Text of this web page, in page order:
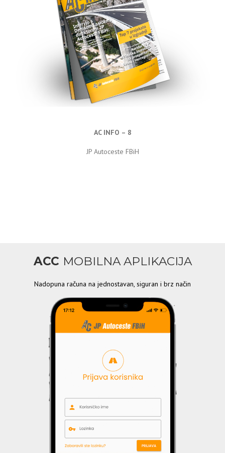
AC INFO – 8
JP Autoceste FBiH
ACC MOBILNA APLIKACIJA
Nadopuna računa na jednostavan, siguran i brz način